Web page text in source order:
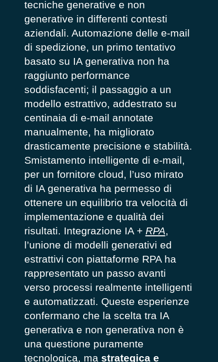
tecniche generative e non
generative in differenti contesti
aziendali. Automazione delle e-mail
di spedizione, un primo tentativo
basato su IA generativa non ha
raggiunto performance
soddisfacenti; il passaggio a un
modello estrattivo, addestrato su
centinaia di e-mail annotate
manualmente, ha migliorato
drasticamente precisione e stabilità.
Smistamento intelligente di e-mail,
per un fornitore cloud, l’uso mirato
di IA generativa ha permesso di
ottenere un equilibrio tra velocità di
implementazione e qualità dei
risultati. Integrazione IA + RPA,
l’unione di modelli generativi ed
estrattivi con piattaforme RPA ha
rappresentato un passo avanti
verso processi realmente intelligenti
e automatizzati. Queste esperienze
confermano che la scelta tra IA
generativa e non generativa non è
una questione puramente
tecnologica, ma strategica e